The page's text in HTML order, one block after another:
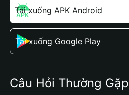
Tải xuống APK Android
Tải xuống Google Play
Câu Hỏi Thường Gặp